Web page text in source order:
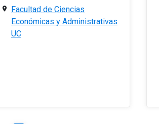
Facultad de Ciencias
Económicas y Administrativas
UC